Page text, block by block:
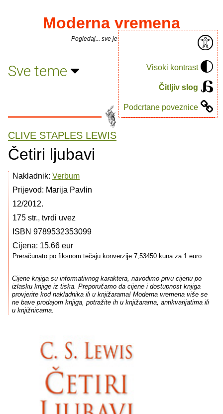
Visoki kontrast
Čitljiv slog
Podcrtane poveznice
Moderna vremena
Pogledaj... sve je puno knjiga.
Sve teme
CLIVE STAPLES LEWIS
Četiri ljubavi
Nakladnik: Verbum
Prijevod: Marija Pavlin
12/2012.
175 str., tvrdi uvez
ISBN 9789532353099
Cijena: 15.66 eur
Preračunato po fiksnom tečaju konverzije 7,53450 kuna za 1 euro
Cijene knjiga su informativnog karaktera, navodimo prvu cijenu po
izlasku knjige iz tiska. Preporučamo da cijene i dostupnost knjiga
provjerite kod nakladnika ili u knjižarama! Moderna vremena više se
ne bave prodajom knjiga, potražite ih u knjižarama, antikvarijatima ili
u knjižnicama.